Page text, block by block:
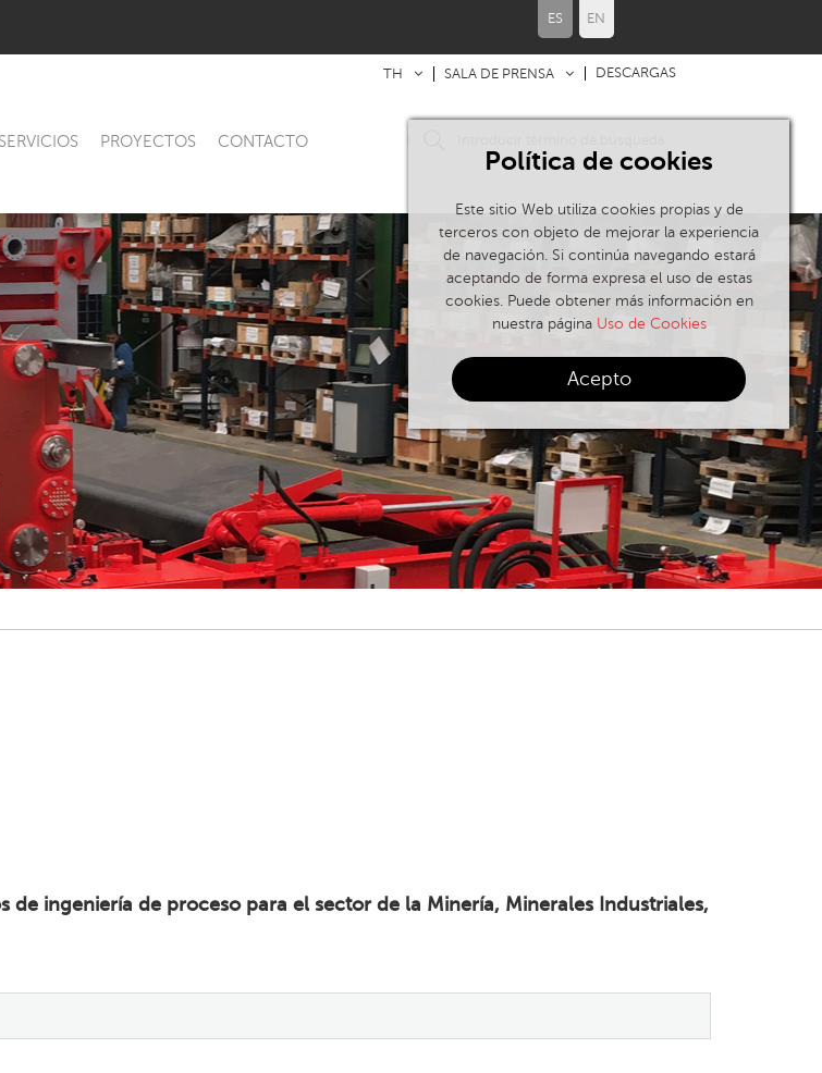
ES EN
TH SALA DE PRENSA DESCARGAS
SERVICIOS PROYECTOS CONTACTO
Política de cookies
Este sitio Web utiliza cookies propias y de
terceros con objeto de mejorar la experiencia
de navegación. Si continúa navegando estará
aceptando de forma expresa el uso de estas
cookies. Puede obtener más información en
nuestra página Uso de Cookies
Acepto
de ingeniería de proceso para el sector de la Minería, Minerales Industriales,